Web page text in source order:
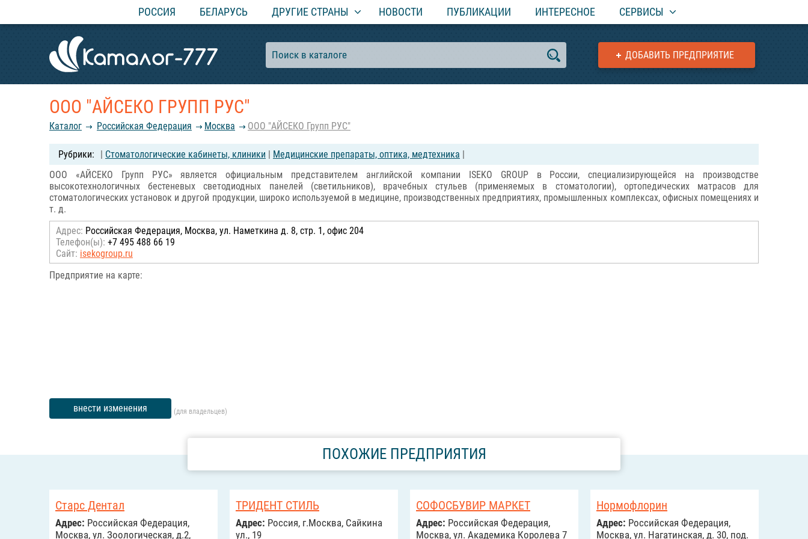
РОССИЯ БЕЛАРУСЬ ДРУГИЕ СТРАНЫ НОВОСТИ ПУБЛИКАЦИИ ИНТЕРЕСНОЕ СЕРВИСЫ
ДОБАВИТЬ ПРЕДПРИЯТИЕ
ООО "АЙСЕКО ГРУПП РУС"
Каталог Российcкая Федерация Москва ООО "АЙСЕКО Групп РУС"
| Стоматологические кабинеты, клиники | Медицинские препараты, оптика, медтехника |
ООО «АЙСЕКО Групп РУС» является официальным представителем английской компании ISEKO GROUP в России, специализирующейся на производстве
высокотехнологичных бестеневых светодиодных панелей (светильников), врачебных стульев (применяемых в стоматологии), ортопедических матрасов для
стоматологических установок и другой продукции, широко используемой в медицине, производственных предприятиях, промышленных комплексах, офисных помещениях и
т. д.
Адрес: Российcкая Федерация, Москва, ул. Наметкина д. 8, стр. 1, офис 204
Телефон(ы): +7 495 488 66 19
Сайт: isekogroup.ru
Предприятие на карте:
внести изменения (для владельцев)
ПОХОЖИЕ ПРЕДПРИЯТИЯ
Старс Дентал
Адрес: Российcкая Федерация,
Москва, ул. Зоологическая, д.2,
ТРИДЕНТ СТИЛЬ
Адрес: Россия, г.Москва, Сайкина
ул., 19
СОФОСБУВИР МАРКЕТ
Адрес: Российcкая Федерация,
Москва, ул. Академика Королева 7
Нормофлорин
Адрес: Российcкая Федерация,
Москва, ул. Нагатинская, д. 30, под.